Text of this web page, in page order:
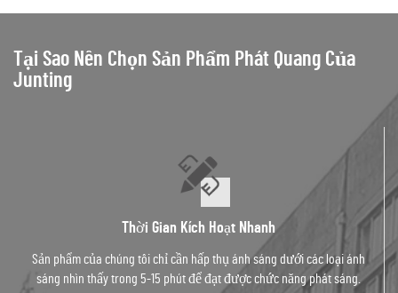
Tại Sao Nên Chọn Sản Phẩm Phát Quang Của
Junting
Thời Gian Kích Hoạt Nhanh
Sản phẩm của chúng tôi chỉ cần hấp thụ ánh sáng dưới các loại ánh
sáng nhìn thấy trong 5-15 phút để đạt được chức năng phát sáng.